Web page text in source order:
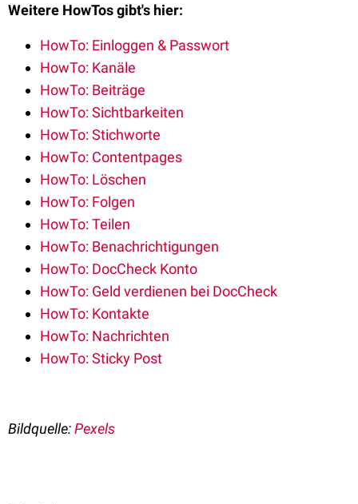
Weitere HowTos gibt's hier:
HowTo: Einloggen & Passwort
HowTo: Kanäle
HowTo: Beiträge
HowTo: Sichtbarkeiten
HowTo: Stichworte
HowTo: Contentpages
HowTo: Löschen
HowTo: Folgen
HowTo: Teilen
HowTo: Benachrichtigungen
HowTo: DocCheck Konto
HowTo: Geld verdienen bei DocCheck
HowTo: Kontakte
HowTo: Nachrichten
HowTo: Sticky Post
Bildquelle:Pexels